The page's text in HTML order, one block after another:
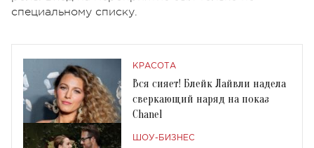
специальному списку.
КРАСОТА
Вся сияет! Блейк Лайвли надела
сверкающий наряд на показ
Chanel
ШОУ-БИЗНЕС